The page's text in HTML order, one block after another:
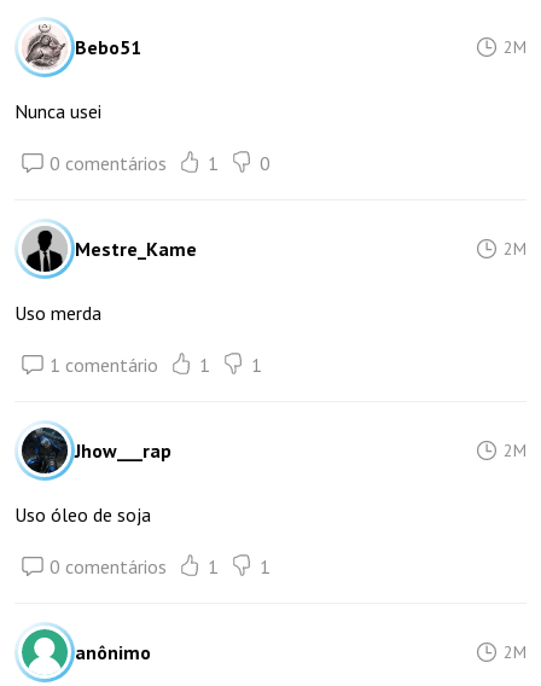
Bebo51 2M
Nunca usei
0 comentários 1 0
Mestre_Kame 2M
Uso merda
1 comentário 1 1
Jhow___rap 2M
Uso óleo de soja
0 comentários 1 1
anônimo 2M